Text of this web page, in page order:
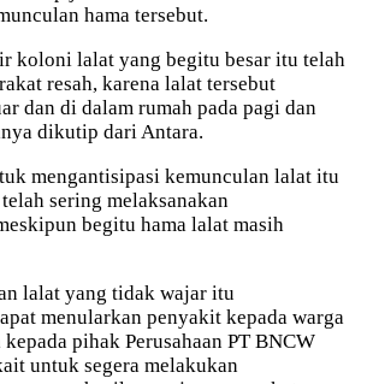
hama tersebut.
koloni lalat yang begitu besar itu telah
resah, karena lalat tersebut
dan di dalam rumah pada pagi dan
dikutip dari Antara.
mengantisipasi kemunculan lalat itu
sering melaksanakan
begitu hama lalat masih
lalat yang tidak wajar itu
menularkan penyakit kepada warga
pihak Perusahaan PT BNCW
untuk segera melakukan